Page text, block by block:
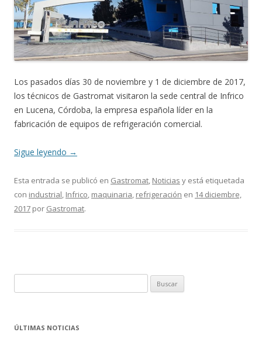
Los pasados días 30 de noviembre y 1 de diciembre de 2017,
los técnicos de Gastromat visitaron la sede central de Infrico
en Lucena, Córdoba, la empresa española líder en la
fabricación de equipos de refrigeración comercial.
Sigue leyendo →
Esta entrada se publicó en Gastromat, Noticias y está etiquetada
con industrial, Infrico, maquinaria, refrigeración en 14 diciembre,
2017 por Gastromat.
u
c
ÚLTIMAS NOTICIAS